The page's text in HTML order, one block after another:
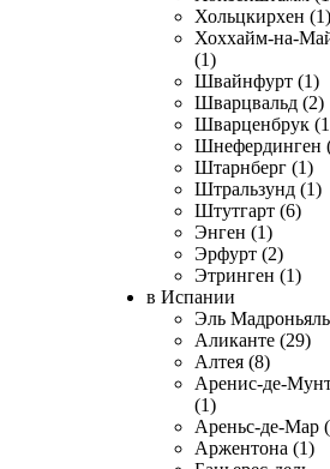
Хольцкирхен (1)
Хоххайм-на-
(1)
Швайнфурт (1)
Шварцвальд (2)
Шварценбрук
Шнефердинген
Штарнберг (1)
Штральзунд (1)
Штутгарт (6)
Энген (1)
Эрфурт (2)
Этринген (1)
в Испании
Эль
Аликанте (29)
Алтея (8)
Аренис-де-
(1)
Ареньс-де-Мар
Аржентона (1)